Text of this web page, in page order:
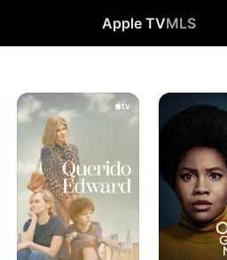
Apple TVMLS
Querido
Edward
A
Outra
Garota